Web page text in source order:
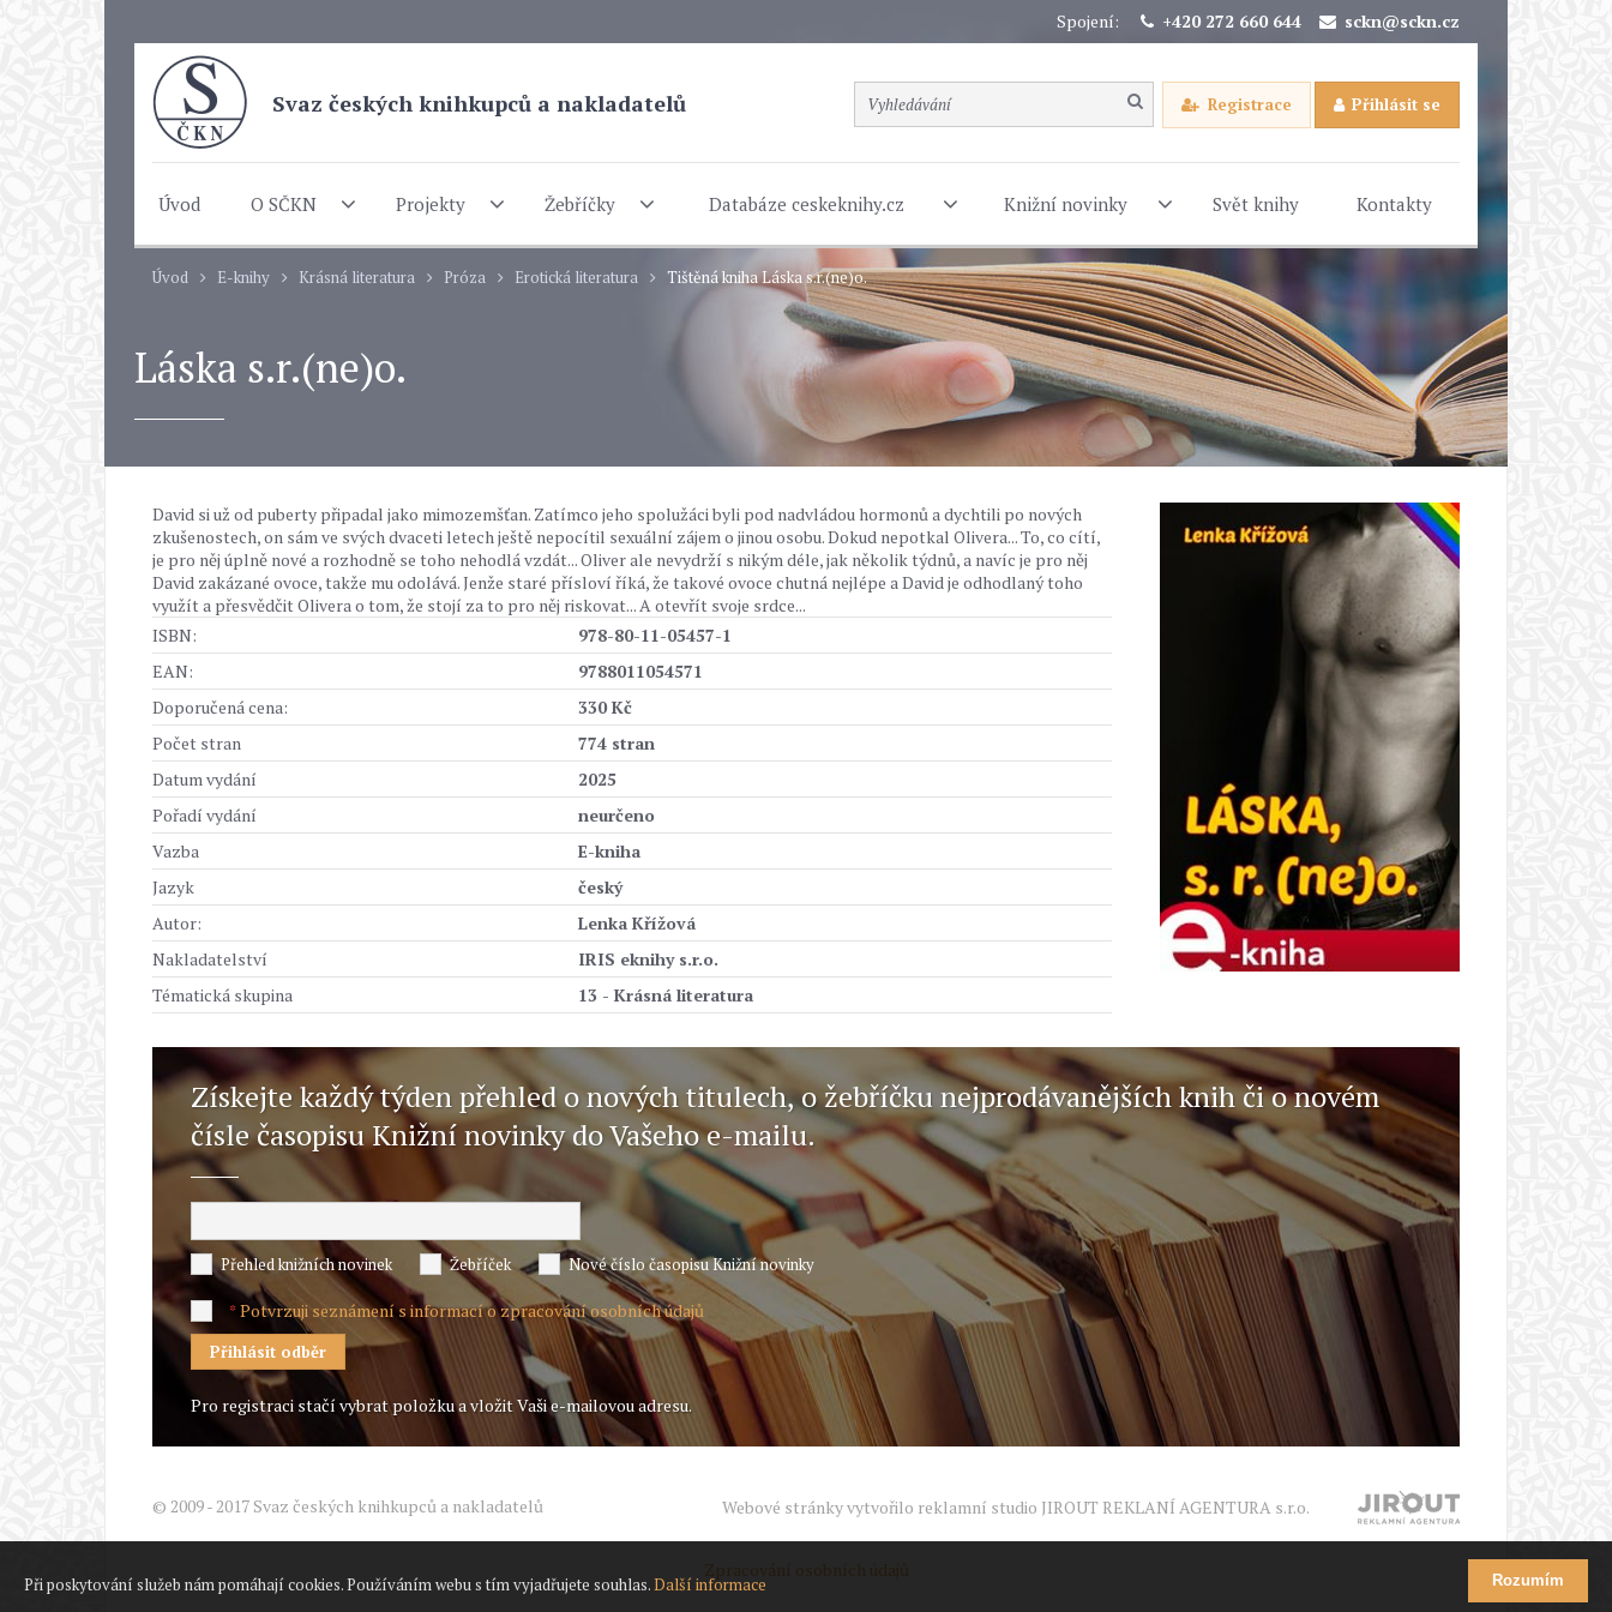
Spojení: +420 272 660 644 sckn@sckn.cz
Svaz českých knihkupců a nakladatelů Registrace Přihlásit se
Úvod O SČKN Projekty Žebříčky Databáze ceskeknihy.cz Knižní novinky Svět knihy Kontakty
Úvod E-knihy Krásná literatura Próza Erotická literatura Tištěná kniha Láska s.r.(ne)o.
Láska s.r.(ne)o.
David si už od puberty připadal jako mimozemšťan. Zatímco jeho spolužáci byli pod nadvládou hormonů a dychtili po nových
zkušenostech, on sám ve svých dvaceti letech ještě nepocítil sexuální zájem o jinou osobu. Dokud nepotkal Olivera... To, co cítí,
je pro něj úplně nové a rozhodně se toho nehodlá vzdát... Oliver ale nevydrží s nikým déle, jak několik týdnů, a navíc je pro něj
David zakázané ovoce, takže mu odolává. Jenže staré přísloví říká, že takové ovoce chutná nejlépe a David je odhodlaný toho
využít a přesvědčit Olivera o tom, že stojí za to pro něj riskovat... A otevřít svoje srdce...
ISBN:
978-80-11-05457-1
EAN:
9788011054571
Doporučená cena:
330 Kč
Počet stran
774 stran
Datum vydání
2025
Pořadí vydání
neurčeno
Vazba
E-kniha
Jazyk
český
Autor:
Lenka Křížová
Nakladatelství
IRIS eknihy s.r.o.
Tématická skupina
13 - Krásná literatura
Získejte každý týden přehled o nových titulech, o žebříčku nejprodávanějších knih či o novém
čísle časopisu Knižní novinky do Vašeho e-mailu.
Přehled knižních novinek Žebříček Nové číslo časopisu Knižní novinky
*Potvrzuji seznámení s informací o zpracování osobních údajů
Pro registraci stačí vybrat položku a vložit Vaši e-mailovou adresu.
© 2009 - 2017 Svaz českých knihkupců a nakladatelů Webové stránky vytvořilo reklamní studio JIROUT REKLANÍ AGENTURA s.r.o.
Zpracování osobních údajů
Při poskytování služeb nám pomáhají cookies. Používáním webu s tím vyjadřujete souhlas.Další informace Rozumím